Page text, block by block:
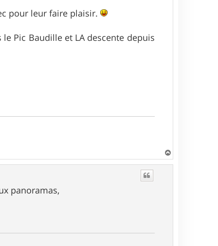
pour leur faire plaisir.
Pic Baudille et LA descente depuis
a
panoramas,